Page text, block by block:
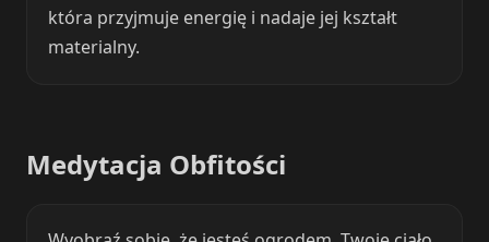
która przyjmuje energię i nadaje jej kształt
materialny.
Medytacja Obfitości